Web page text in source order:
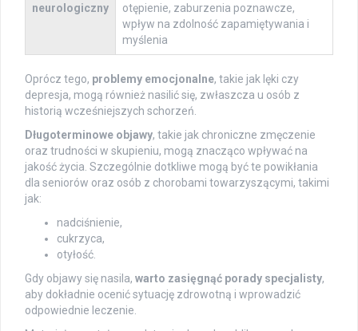
neurologiczny
otępienie, zaburzenia poznawcze,
wpływ na zdolność zapamiętywania i
myślenia
Oprócz tego, problemy emocjonalne, takie jak lęki czy
depresja, mogą również nasilić się, zwłaszcza u osób z
historią wcześniejszych schorzeń.
Długoterminowe objawy, takie jak chroniczne zmęczenie
oraz trudności w skupieniu, mogą znacząco wpływać na
jakość życia. Szczególnie dotkliwe mogą być te powikłania
dla seniorów oraz osób z chorobami towarzyszącymi, takimi
jak:
nadciśnienie,
cukrzyca,
otyłość.
Gdy objawy się nasila, warto zasięgnąć porady specjalisty,
aby dokładnie ocenić sytuację zdrowotną i wprowadzić
odpowiednie leczenie.